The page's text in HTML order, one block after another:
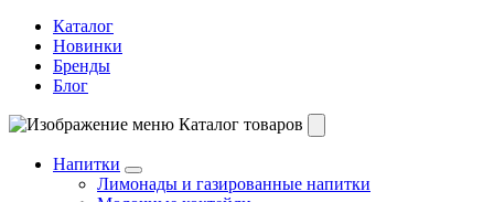
Каталог
Новинки
Бренды
Блог
Каталог товаров
Напитки
Лимонады и газированные напитки